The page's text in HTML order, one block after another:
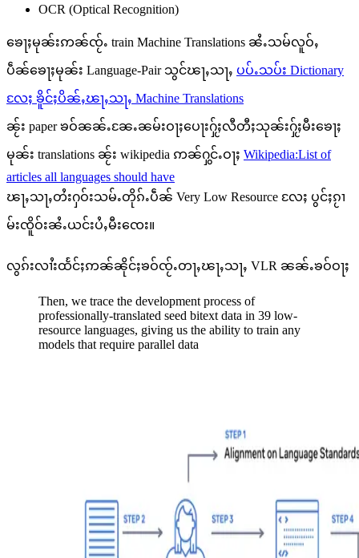
OCR (Optical Recognition)
ၶေႃႈမုၼ်းဢၼ်ၸႂ်ႉ train Machine Translations ၼႆႉသမ်လူဝ်ႇ
ပဵၼ်ၶေႃႈမုၼ်း Language-Pair သွင်ၽႃႇသႃႇ ပပ်ႉသပ်း Dictionary
လႄႈ ၶိူင်ႈပိၼ်ႇၽႃႇသႃႇ Machine Translations
ၼႂ်း paper ၶဝ်ၼၼ်ႉၼႄႉၼမ်းဝႃႈပေႃးႁႂ်ႈလီတီႈသုၼ်းႁႂ်ႈမီးၶေႃႈ
မုၼ်း translations ၼႂ်း wikipedia ဢၼ်ႁွင်ႉဝႃႈ Wikipedia:List of
articles all languages should have
ၽႃႇသႃႇတႆးႁဝ်းသမ်ႉတိုၵ်ႉပဵၼ် Very Low Resource လႄႈ ပွင်ႈၵႂၢ
မ်းၸိူဝ်းၼႆႉယင်းပႆႇမီးၸေး။
လွၵ်းလၢႆးထႅင်ႈဢၼ်ၼိုင်ႈၶဝ်ၸႂ်ႉတႃႇၽႃႇသႃႇ VLR ၼၼ်ႉၶဝ်ဝႃႈ
Then, we trace the development process of
professionally-translated seed bitext data in 39 low-
resource languages, giving us the ability to train any
models that require parallel data